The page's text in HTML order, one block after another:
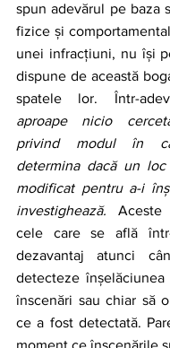
spun adevărul pe baza
fizice și
unei infracțiuni, nu își
dispune de această
spatele lor. Într-
aproape nicio
privind modul în
determina dacă un
modificat pentru a-i
investighează. Aceste
cele care se află
dezavantaj atunci
detecteze
înscenări sau chiar să
ce a fost detectată.
moment ce înscenările